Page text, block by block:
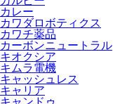
カレー
カワダロボティクス
カワチ薬品
カーボンニュートラル
キオクシア
キムラ電機
キャッシュレス
キャリア
キャンドゥ